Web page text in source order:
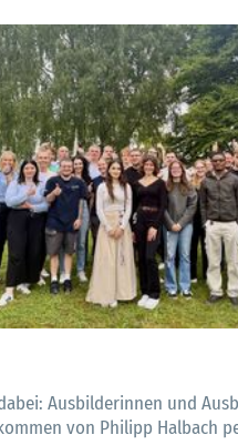
Ausbilderinnen und
von Philipp Halbach